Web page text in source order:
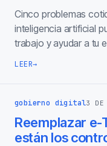
Cinco problemas
inteligencia artificial
trabajo y ayudar a tu
LEER→
gobierno digital3 DE
Reemplazar e-
están los